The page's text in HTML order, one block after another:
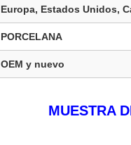
Europa, Estados Unidos,
PORCELANA
OEM y nuevo
MUESTRA